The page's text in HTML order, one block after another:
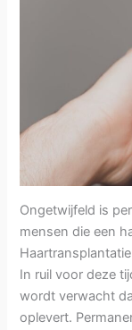
Ongetwijfeld is
mensen die een
In ruil voor deze
wordt verwacht
oplevert.